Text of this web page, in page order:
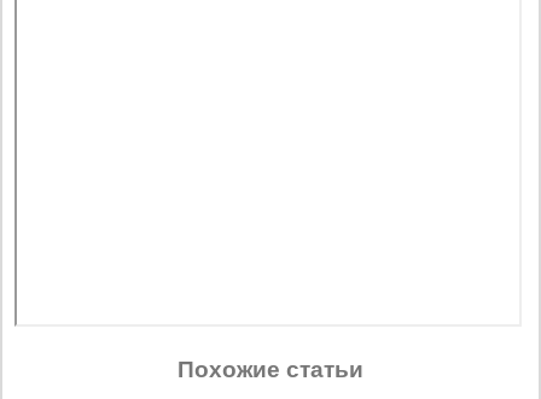
Похожие статьи